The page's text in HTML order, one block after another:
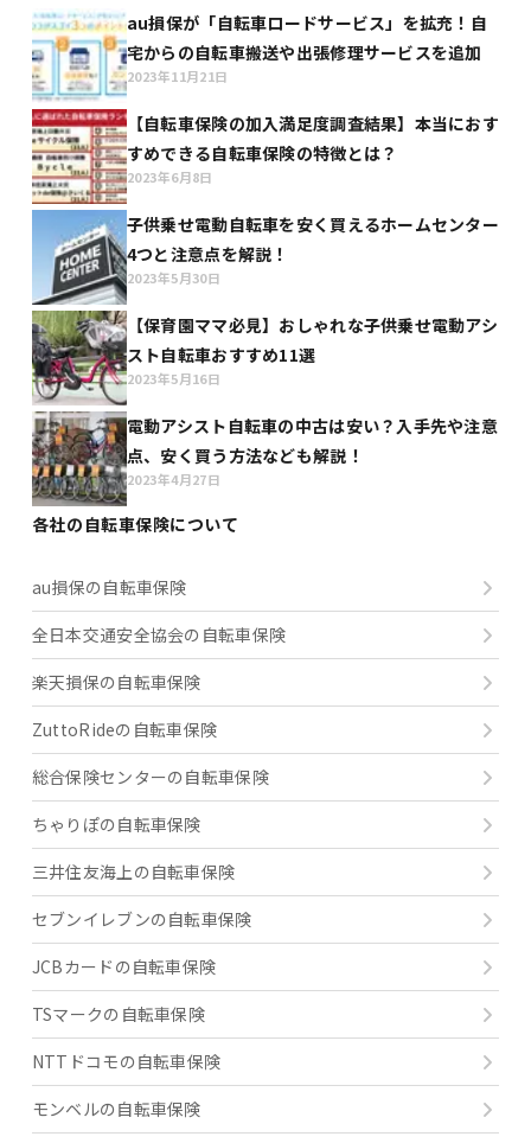
au損保が「自転車ロードサービス」を拡充！自
宅からの自転車搬送や出張修理サービスを追加
2023年11月21日
【自転車保険の加入満足度調査結果】本当におす
すめできる自転車保険の特徴とは？
2023年6月8日
子供乗せ電動自転車を安く買えるホームセンター
4つと注意点を解説！
2023年5月30日
【保育園ママ必見】おしゃれな子供乗せ電動アシ
スト自転車おすすめ11選
2023年5月16日
電動アシスト自転車の中古は安い？入手先や注意
点、安く買う方法なども解説！
2023年4月27日
各社の自転車保険について
au損保の自転車保険
全日本交通安全協会の自転車保険
楽天損保の自転車保険
ZuttoRideの自転車保険
総合保険センターの自転車保険
ちゃりぽの自転車保険
三井住友海上の自転車保険
セブンイレブンの自転車保険
JCBカードの自転車保険
TSマークの自転車保険
NTTドコモの自転車保険
モンベルの自転車保険